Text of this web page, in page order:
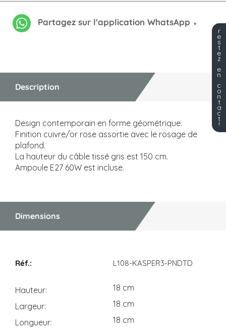
Partagez sur l'application WhatsApp
Description
Design contemporain en forme géométrique.
Finition cuivre/or rose assortie avec le rosage de
plafond.
La hauteur du câble tissé gris est 150 cm.
Ampoule E27 60W est incluse.
Dimensions
L108-KASPER3-PNDTD
Hauteur
18 cm
Largeur
18 cm
Longueur
18 cm
r
e
s
t
e
z
e
n
c
o
n
t
a
c
t
!